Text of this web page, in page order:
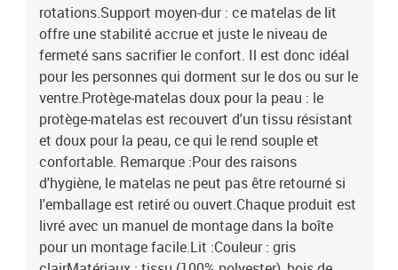
rotations.Support moyen-dur : ce matelas de lit
offre une stabilité accrue et juste le niveau de
fermeté sans sacrifier le confort. Il est donc idéal
pour les personnes qui dorment sur le dos ou sur le
ventre.Protège-matelas doux pour la peau : le
protège-matelas est recouvert d'un tissu résistant
et doux pour la peau, ce qui le rend souple et
confortable. Remarque :Pour des raisons
d'hygiène, le matelas ne peut pas être retourné si
l'emballage est retiré ou ouvert.Chaque produit est
livré avec un manuel de montage dans la boîte
pour un montage facile.Lit :Couleur : gris